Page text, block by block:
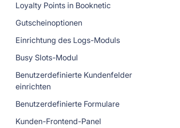
Loyalty Points in Booknetic
Gutscheinoptionen
Einrichtung des Logs-Moduls
Busy Slots-Modul
Benutzerdefinierte Kundenfelder
einrichten
Benutzerdefinierte Formulare
Kunden-Frontend-Panel